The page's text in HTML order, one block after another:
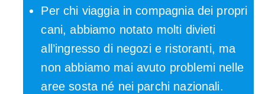
Per chi viaggia in compagnia dei propri
cani, abbiamo notato molti divieti
all’ingresso di negozi e ristoranti, ma
non abbiamo mai avuto problemi nelle
aree sosta né nei parchi nazionali.